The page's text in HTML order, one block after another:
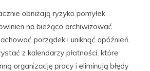
obniżają ryzyko pomyłek.
na bieżąco archiwizować
porządek i uniknąć opóźnień.
z kalendarzy płatności, które
organizację pracy i eliminują błędy